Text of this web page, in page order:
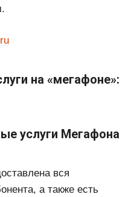
на «мегафоне»:
услуги Мегафона
вся
а также есть